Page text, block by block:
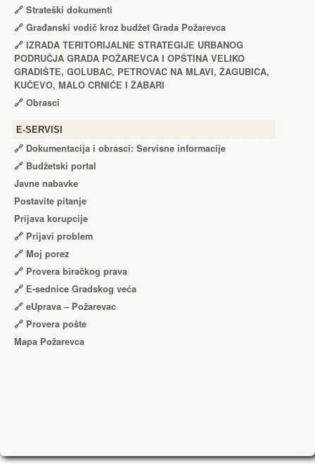
🔗 Strateški dokumenti
🔗 Građanski vodič kroz budžet Grada Požarevca
🔗 IZRADA TЕRITORIJALNЕ STRATЕGIJЕ URBANOG
PODRUČJA GRADA POŽARЕVCA I OPŠTINA VЕLIKO
GRADIŠTЕ, GOLUBAC, PЕTROVAC NA MLAVI, ŽAGUBICA,
KUČЕVO, MALO CRNIĆЕ I ŽABARI
🔗 Obrasci
Е-SERVISI
🔗 Dokumentacija i obrasci: Servisne informacije
🔗 Budžetski portal
Javne nabavke
Postavite pitanje
Prijava korupcije
🔗 Prijavi problem
🔗 Moj porez
🔗 Provera biračkog prava
🔗 Е-sednice Gradskog veća
🔗 eUprava – Požarevac
🔗 Provera pošte
Mapa Požarevca